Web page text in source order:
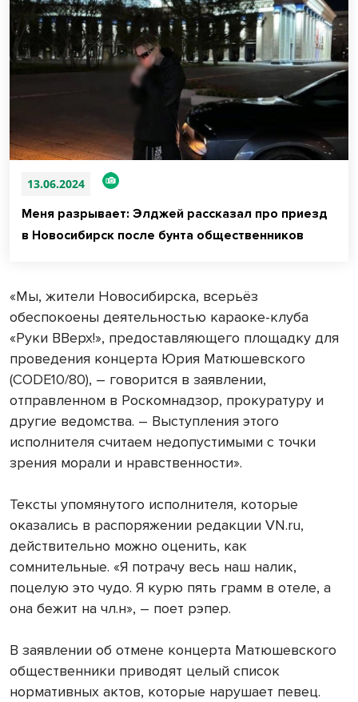
13.06.2024
Меня разрывает: Элджей рассказал про приезд
в Новосибирск после бунта общественников
«Мы, жители Новосибирска, всерьёз
обеспокоены деятельностью караоке-клуба
«Руки ВВерх!», предоставляющего площадку для
проведения концерта Юрия Матюшевского
(CODE10/80), – говорится в заявлении,
отправленном в Роскомнадзор, прокуратуру и
другие ведомства. – Выступления этого
исполнителя считаем недопустимыми с точки
зрения морали и нравственности».
Тексты упомянутого исполнителя, которые
оказались в распоряжении редакции VN.ru,
действительно можно оценить, как
сомнительные. «Я потрачу весь наш налик,
поцелую это чудо. Я курю пять грамм в отеле, а
она бежит на чл.н», – поет рэпер.
В заявлении об отмене концерта Матюшевского
общественники приводят целый список
нормативных актов, которые нарушает певец.